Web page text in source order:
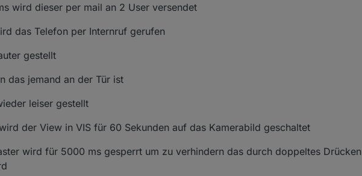
wird dieser per mail an 2 User versendet
das Telefon per Internruf gerufen
gestellt
das jemand an der Tür ist
leiser gestellt
der View in VIS für 60 Sekunden auf das Kamerabild geschaltet
wird für 5000 ms gesperrt um zu verhindern das durch doppeltes